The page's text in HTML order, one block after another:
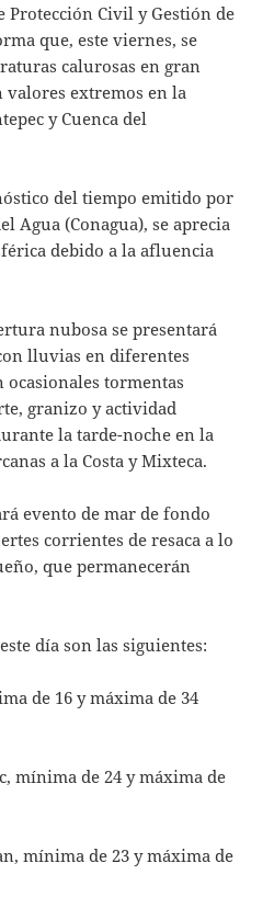
Protección Civil y Gestión de
que, este viernes, se
calurosas en gran
valores extremos en la
y Cuenca del
del tiempo emitido por
Agua (Conagua), se aprecia
debido a la afluencia
nubosa se presentará
lluvias en diferentes
ocasionales tormentas
granizo y actividad
la tarde-noche en la
a la Costa y Mixteca.
evento de mar de fondo
corrientes de resaca a lo
que permanecerán
día son las siguientes:
de 16 y máxima de 34
mínima de 24 y máxima de
mínima de 23 y máxima de